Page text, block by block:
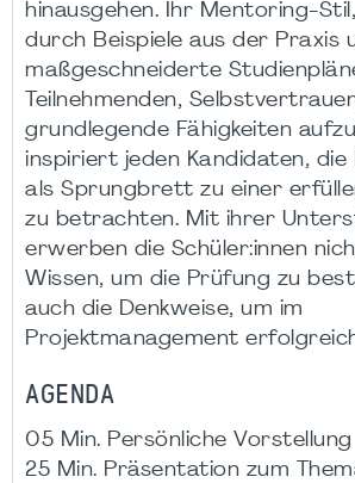
hinausgehen. Ihr Mentoring-
durch Beispiele aus der Praxis
maßgeschneiderte
Teilnehmenden,
grundlegende Fähigkeiten
inspiriert jeden Kandidaten, die
als Sprungbrett zu einer
zu betrachten. Mit ihrer
erwerben die Schüler:innen
Wissen, um die Prüfung zu
auch die Denkweise, um im
Projektmanagement
AGENDA
05 Min. Persönliche Vorstellung
25 Min. Präsentation zum